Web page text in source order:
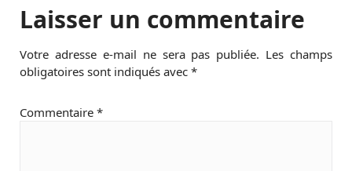
Laisser un commentaire
Votre adresse e-mail ne sera pas publiée. Les champs
obligatoires sont indiqués avec *
Commentaire *